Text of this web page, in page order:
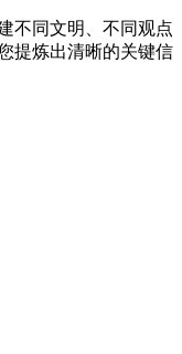
不同文明、不同观点
提炼出清晰的关键信